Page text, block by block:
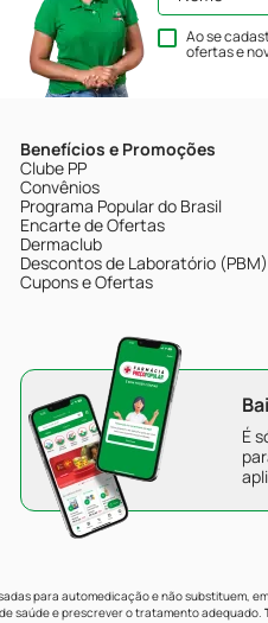
Ao se
ofertas e
Benefícios e Promoções
Clube PP
Convênios
Programa Popular do Brasil
Encarte de Ofertas
Dermaclub
Descontos de Laboratório (PBM)
Cupons e Ofertas
É
para automedicação e não substituem,
saúde e prescrever o tratamento adequado.